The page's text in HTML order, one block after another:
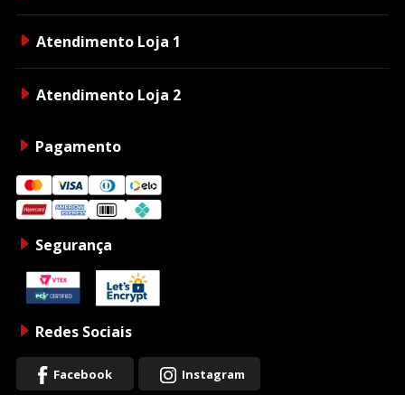
Atendimento Loja 1
Atendimento Loja 2
Pagamento
Segurança
Redes Sociais
Facebook Instagram